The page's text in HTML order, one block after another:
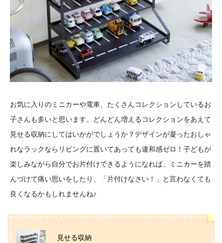
お気に入りのミニカーや電車、たくさんコレクションしているお
子さんも多いと思います。どんどん増えるコレクションをあえて
見せる収納にしてはいかがでしょうか？デザインが凝ったおしゃ
れなラックならリビングに置いてあっても違和感ゼロ！子どもが
楽しみながら自分でお片付けできるようになれば、ミニカーを踏
んづけて痛い思いをしたり、「片付けなさい！」と言わなくても
良くなるかもしれませんね♪
見せる収納